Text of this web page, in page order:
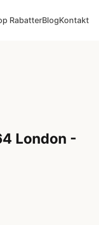
RabatterBlogKontakt
London -